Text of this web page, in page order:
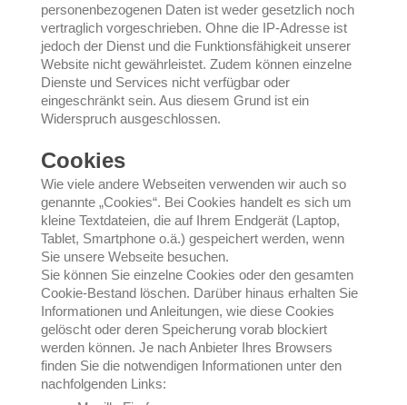
personenbezogenen Daten ist weder gesetzlich noch
vertraglich vorgeschrieben. Ohne die IP-Adresse ist
jedoch der Dienst und die Funktionsfähigkeit unserer
Website nicht gewährleistet. Zudem können einzelne
Dienste und Services nicht verfügbar oder
eingeschränkt sein. Aus diesem Grund ist ein
Widerspruch ausgeschlossen.
Cookies
Wie viele andere Webseiten verwenden wir auch so
genannte „Cookies“. Bei Cookies handelt es sich um
kleine Textdateien, die auf Ihrem Endgerät (Laptop,
Tablet, Smartphone o.ä.) gespeichert werden, wenn
Sie unsere Webseite besuchen.
Sie können Sie einzelne Cookies oder den gesamten
Cookie-Bestand löschen. Darüber hinaus erhalten Sie
Informationen und Anleitungen, wie diese Cookies
gelöscht oder deren Speicherung vorab blockiert
werden können. Je nach Anbieter Ihres Browsers
finden Sie die notwendigen Informationen unter den
nachfolgenden Links: